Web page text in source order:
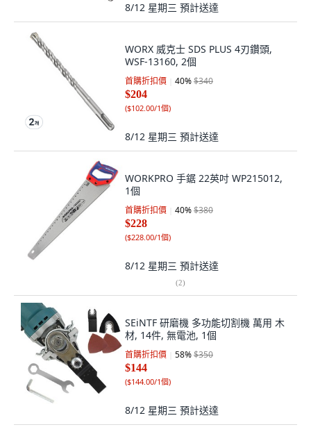
8/12 星期三 預計送達
WORX 威克士 SDS PLUS 4刃鑽頭,
WSF-13160, 2個
首購折扣價 40%$340
$204
($102.00/1個)
8/12 星期三 預計送達
WORKPRO 手鋸 22英吋 WP215012,
1個
首購折扣價 40%$380
$228
($228.00/1個)
8/12 星期三 預計送達
(2)
SEiNTF 研磨機 多功能切割機 萬用 木
材, 14件, 無電池, 1個
首購折扣價 58%$350
$144
($144.00/1個)
8/12 星期三 預計送達